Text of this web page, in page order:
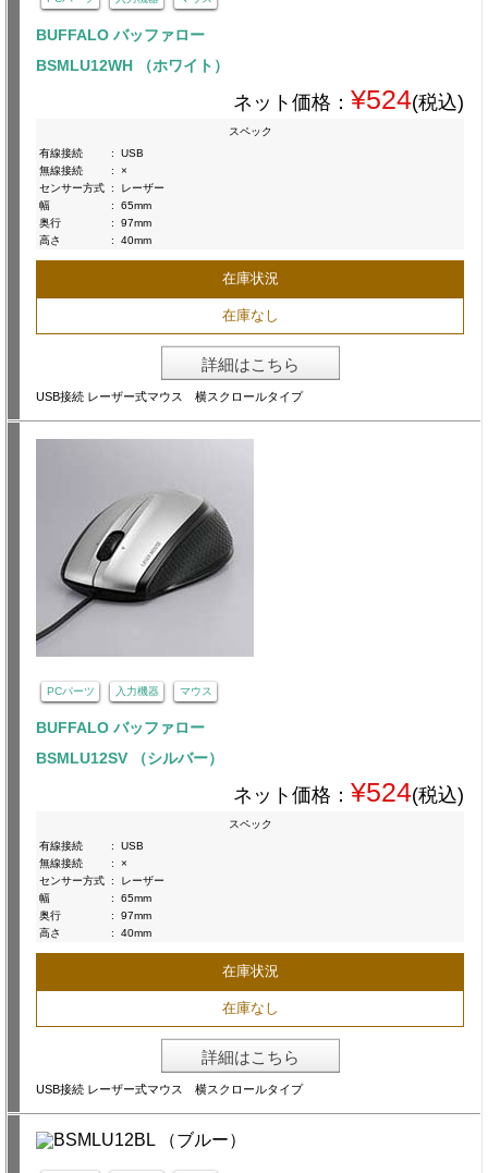
BUFFALO バッファロー
BSMLU12WH （ホワイト）
ネット価格： ¥524(税込)
スペック
有線接続
:
USB
無線接続
:
×
センサー方式 :
レーザー
幅
:
65mm
奥行
:
97mm
高さ
: 40mm
在庫状況
在庫なし
詳細はこちら
USB接続 レーザー式マウス 横スクロールタイプ
PCパーツ 入力機器 マウス
BUFFALO バッファロー
BSMLU12SV （シルバー）
ネット価格： ¥524(税込)
スペック
有線接続
:
USB
無線接続
:
×
センサー方式 :
レーザー
幅
:
65mm
奥行
:
97mm
高さ
: 40mm
在庫状況
在庫なし
詳細はこちら
USB接続 レーザー式マウス 横スクロールタイプ